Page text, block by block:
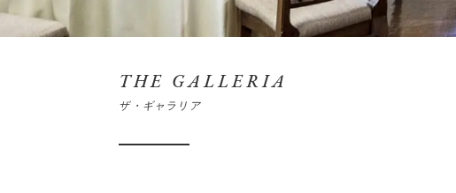
THE GALLERIA
ザ・ギャラリア